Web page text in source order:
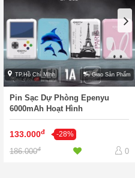
TP.Hồ Chí Minh Giao Sản Phẩm
Pin Sạc Dự Phòng Epenyu
6000mAh Hoạt Hình
133.000đ -28%
186.000đ 0